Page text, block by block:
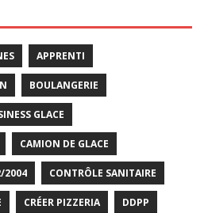
APPRENTI
BOULANGERIE
GLACE
CAMION DE GLACE
2004 CONTRÔLE SANITAIRE
CRÉER PIZZERIA DDPP